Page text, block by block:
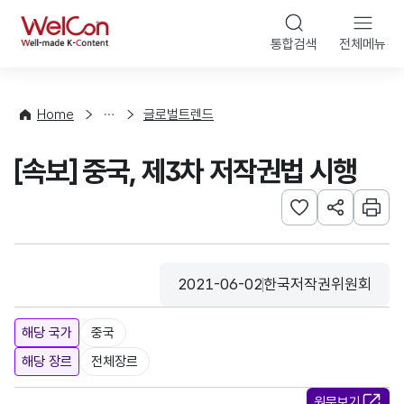
WelCon 통합검색 전체메뉴
Home
향
계
글로벌트렌드
[속보] 중국, 제3차 저작권법 시행
관심사 등록하기
URL 공유하
인쇄
등록일
2021-06-02
수집기관
한국저작권위원회
해당 국가
중국
해당 장르
전체장르